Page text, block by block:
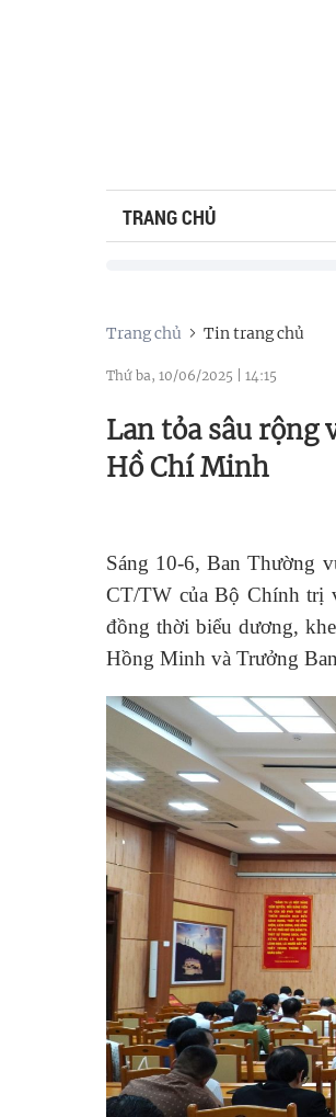
TRANG CHỦ
Trang chủ Tin trang chủ
Thứ ba, 10/06/2025 14:15
Lan tỏa sâu rộng
Hồ Chí Minh
Sáng 10-6, Ban Thường
CT/TW của Bộ Chính trị
đồng thời biểu dương,
Hồng Minh và Trưởng